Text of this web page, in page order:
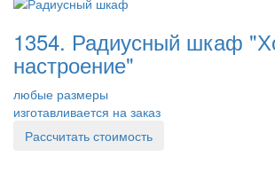
1354. Радиусный шкаф
настроение"
любые размеры
изготавливается на заказ
Рассчитать стоимость